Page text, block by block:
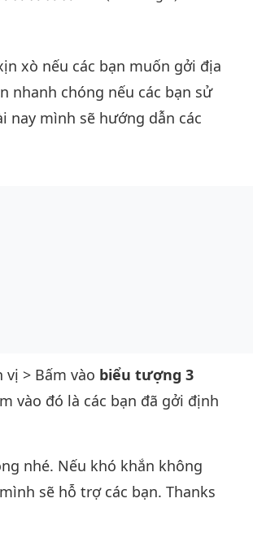
xò nếu các bạn muốn gởi địa
nhanh chóng nếu các bạn sử
nay mình sẽ hướng dẫn các
vị > Bấm vào biểu tượng 3
vào đó là các bạn đã gởi định
nhé. Nếu khó khắn không
sẽ hỗ trợ các bạn. Thanks